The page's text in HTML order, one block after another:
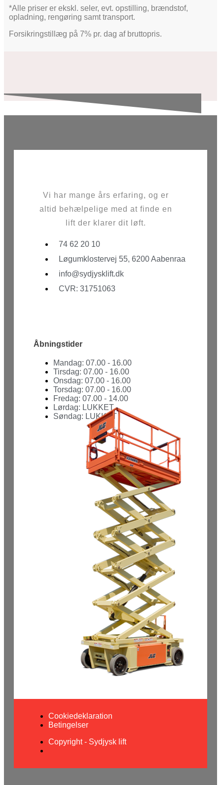
*Alle priser er ekskl. seler, evt. opstilling, brændstof,
opladning, rengøring samt transport.
Forsikringstillæg på 7% pr. dag af bruttopris.
Vi har mange års erfaring, og er
altid behælpelige med at finde en
lift der klarer dit løft.
74 62 20 10
Løgumklostervej 55, 6200 Aabenraa
info@sydjysklift.dk
CVR: 31751063
Åbningstider
Mandag: 07.00 - 16.00
Tirsdag: 07.00 - 16.00
Onsdag: 07.00 - 16.00
Torsdag: 07.00 - 16.00
Fredag: 07.00 - 14.00
Lørdag: LUKKET
Søndag: LUKKET
Cookiedeklaration
Betingelser
Copyright - Sydjysk lift